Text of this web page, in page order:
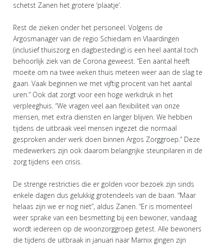
schetst Zanen het grotere ‘plaatje’.
Rest de zieken onder het personeel. Volgens de
Argosmanager van de regio Schiedam en Vlaardingen
(inclusief thuiszorg en dagbesteding) is een heel aantal toch
behoorlijk ziek van de Corona geweest. “Een aantal heeft
moeite om na twee weken thuis meteen weer aan de slag te
gaan. Vaak beginnen we met vijftig procent van het aantal
uren.” Ook dat zorgt voor een hoge werkdruk in het
verpleeghuis. “We vragen veel aan flexibiliteit van onze
mensen, met extra diensten en langer blijven. We hebben
tijdens de uitbraak veel mensen ingezet die normaal
gesproken ander werk doen binnen Argos Zorggroep.” Deze
medewerkers zijn ook daarom belangrijke steunpilaren in de
zorg tijdens een crisis.
De strenge restricties die er golden voor bezoek zijn sinds
enkele dagen dus gelukkig grotendeels van de baan. “Maar
helaas zijn we er nog niet”, aldus Zanen. “Er is momenteel
weer sprake van een besmetting bij een bewoner, vandaag
wordt iedereen op de woonzorggroep getest. Alle bewoners
die tijdens de uitbraak in januari naar Marnix gingen zijn